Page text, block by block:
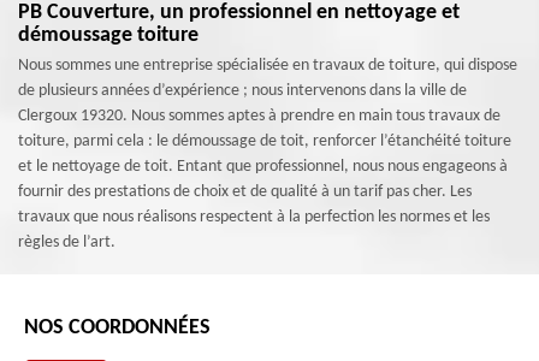
PB Couverture, un professionnel en nettoyage et
démoussage toiture
Nous sommes une entreprise spécialisée en travaux de toiture, qui dispose
de plusieurs années d’expérience ; nous intervenons dans la ville de
Clergoux 19320. Nous sommes aptes à prendre en main tous travaux de
toiture, parmi cela : le démoussage de toit, renforcer l’étanchéité toiture
et le nettoyage de toit. Entant que professionnel, nous nous engageons à
fournir des prestations de choix et de qualité à un tarif pas cher. Les
travaux que nous réalisons respectent à la perfection les normes et les
règles de l’art.
NOS COORDONNÉES